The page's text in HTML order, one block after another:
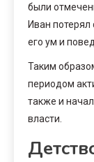
были
Иван
его ум и
Таким
периодом
также и
власти.